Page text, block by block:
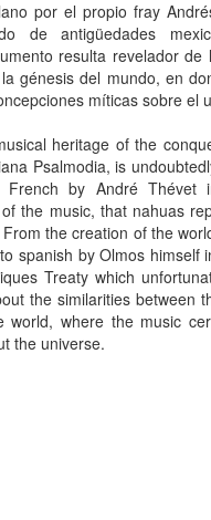
por el propio fray
de antigüedades
resulta revelador de
génesis del mundo, en
míticas sobre el
heritage of the
Psalmodia, is
French by André Thévet
the music, that nahuas
the creation of the
spanish by Olmos himself
Treaty which
the similarities between
where the music
the universe.